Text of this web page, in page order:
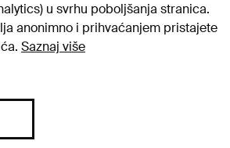
u svrhu poboljšanja stranica.
anonimno i prihvaćanjem pristajete
Saznaj više